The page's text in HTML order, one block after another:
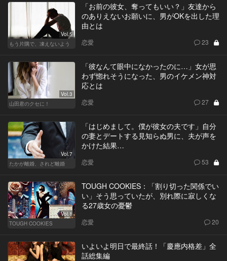
Vol.5
もう片隅で、凍えないよう
「お前の彼女、奪ってもいい？」友達から
のありえないお願いに、男がOKを出した理
由とは
恋愛 23
Vol.3
山田君のクセに！
「彼なんて眼中になかったのに…」女が思
わず惚れそうになった、男のイケメン神対
応とは
恋愛 27
Vol.7
たかが離婚、されど離婚
「はじめまして。僕が彼女の夫です」自分
の妻とデートする見知らぬ男に、夫が声を
かけた結果…
恋愛 53
Vol.1
TOUGH COOKIES
TOUGH COOKIES：「割り切った関係でい
い」そう思っていたが、別れ際に寂しくな
る27歳女の憂鬱
恋愛 20
いよいよ明日で最終話！「慶應内格差」全
話総集編